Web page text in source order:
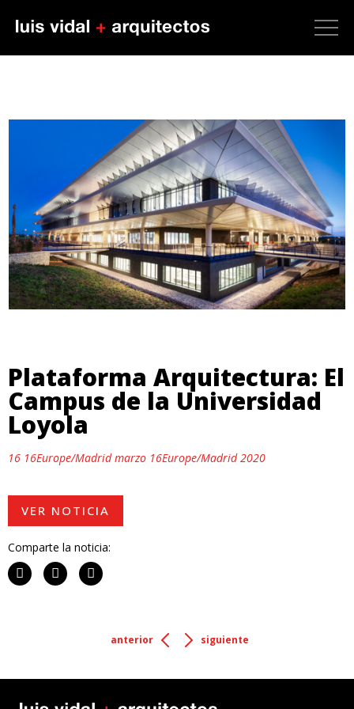
Plataforma Arquitectura: El
Campus de la Universidad
Loyola
16 16Europe/Madrid marzo 16Europe/Madrid 2020
VER NOTICIA
Comparte la noticia:
anterior siguiente